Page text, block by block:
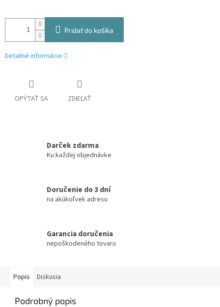
Pridať do košíka
Detailné informácie
OPÝTAŤ SA ZDIEĽAŤ
Darček zdarma
Ku každej objednávke
Doručenie do 3 dní
na akúkoľvek adresu
Garancia doručenia
nepoškodeného tovaru
Popis Diskusia
Podrobný popis